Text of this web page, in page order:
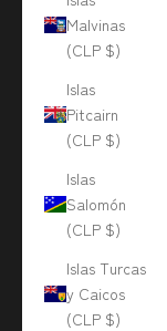
Malvinas
(CLP $)
Islas
Pitcairn
(CLP $)
Islas
Salomón
(CLP $)
Islas Turcas
y Caicos
(CLP $)